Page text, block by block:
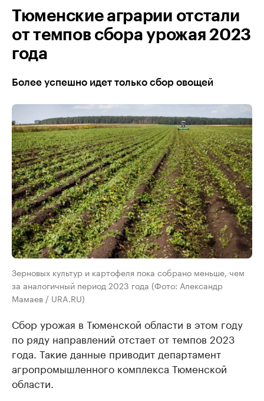
Тюменские аграрии отстали
от темпов сбора урожая 2023
года
Более успешно идет только сбор овощей
Зерновых культур и картофеля пока собрано меньше, чем
за аналогичный период 2023 года (Фото: Александр
Мамаев / URA.RU)
Сбор урожая в Тюменской области в этом году
по ряду направлений отстает от темпов 2023
года. Такие данные приводит департамент
агропромышленного комплекса Тюменской
области.